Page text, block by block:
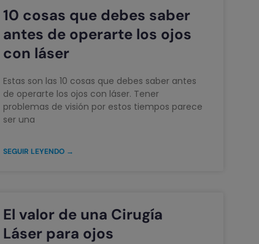
10 cosas que debes saber
antes de operarte los ojos
con láser
Estas son las 10 cosas que debes saber antes
de operarte los ojos con láser. Tener
problemas de visión por estos tiempos parece
ser una
SEGUIR LEYENDO →
El valor de una Cirugía
Láser para ojos